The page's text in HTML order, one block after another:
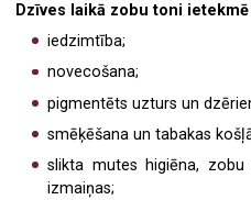
Kardioloģija
Ģimenes ārsts/
Imunoloģija
Neiroloģija
Ģimenes ārsts
Oftalmologs
Neirologs
Psihiatrs
Dzīves laikā zobu toni
iedzimtība;
novecošana;
pigmentēts uzturs un
smēķēšana un tabakas
slikta mutes higiēna,
izmaiņas;